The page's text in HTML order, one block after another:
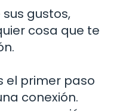
gustos,
cosa que te
el primer paso
conexión.